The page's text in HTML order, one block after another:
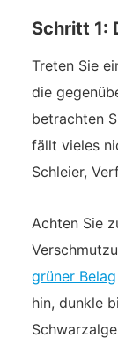
Schritt 1:
Treten Sie
die
betrachten
fällt vieles
Schleier,
Achten Sie
grüner Belag
hin, dunkle